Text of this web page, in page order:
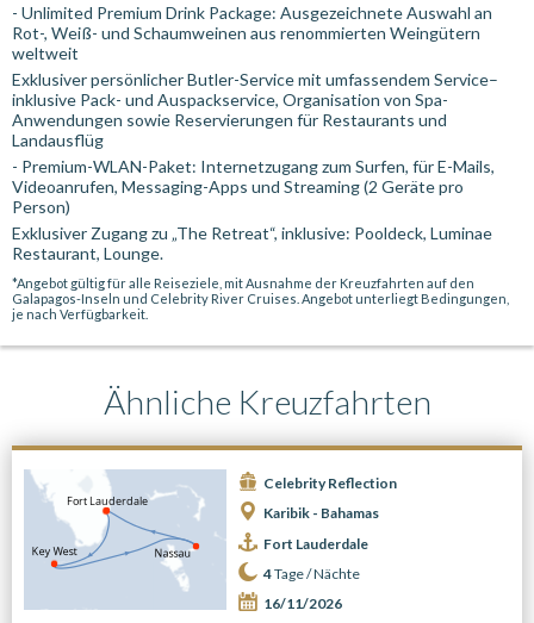
- Unlimited Premium Drink Package: Ausgezeichnete Auswahl an
Rot-, Weiß- und Schaumweinen aus renommierten Weingütern
weltweit
Exklusiver persönlicher Butler-Service mit umfassendem Service–
inklusive Pack- und Auspackservice, Organisation von Spa-
Anwendungen sowie Reservierungen für Restaurants und
Landausflüg
- Premium-WLAN-Paket: Internetzugang zum Surfen, für E-Mails,
Videoanrufen, Messaging-Apps und Streaming (2 Geräte pro
Person)
Exklusiver Zugang zu „The Retreat“, inklusive: Pooldeck, Luminae
Restaurant, Lounge.
*Angebot gültig für alle Reiseziele, mit Ausnahme der Kreuzfahrten auf den
Galapagos-Inseln und Celebrity River Cruises. Angebot unterliegt Bedingungen,
je nach Verfügbarkeit.
Ähnliche Kreuzfahrten
Celebrity Reflection
Karibik - Bahamas
Fort Lauderdale
4Tage /Nächte
16/11/2026